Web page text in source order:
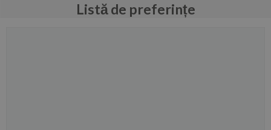
Listă de preferințe